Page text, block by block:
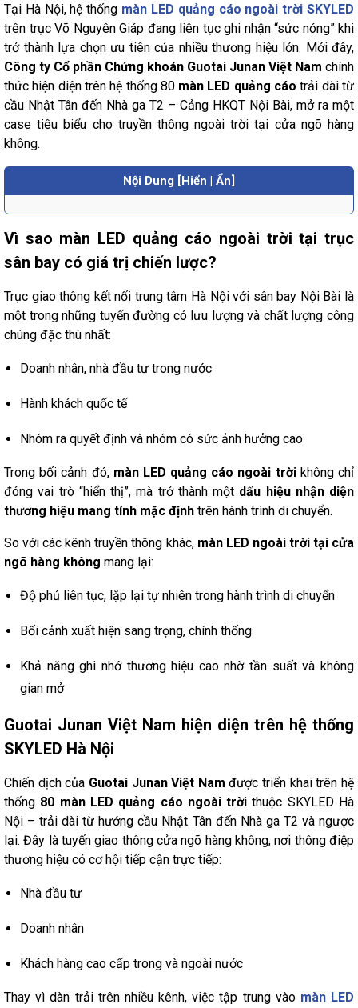
Tại Hà Nội, hệ thống màn LED quảng cáo ngoài trời SKYLED
trên trục Võ Nguyên Giáp đang liên tục ghi nhận “sức nóng” khi
trở thành lựa chọn ưu tiên của nhiều thương hiệu lớn. Mới đây,
Công ty Cổ phần Chứng khoán Guotai Junan Việt Nam chính
thức hiện diện trên hệ thống 80 màn LED quảng cáo trải dài từ
cầu Nhật Tân đến Nhà ga T2 – Cảng HKQT Nội Bài, mở ra một
case tiêu biểu cho truyền thông ngoài trời tại cửa ngõ hàng
không.
Nội Dung [Hiển | Ẩn]
Vì sao màn LED quảng cáo ngoài trời tại trục
sân bay có giá trị chiến lược?
Trục giao thông kết nối trung tâm Hà Nội với sân bay Nội Bài là
một trong những tuyến đường có lưu lượng và chất lượng công
chúng đặc thù nhất:
Doanh nhân, nhà đầu tư trong nước
Hành khách quốc tế
Nhóm ra quyết định và nhóm có sức ảnh hưởng cao
Trong bối cảnh đó, màn LED quảng cáo ngoài trờikhông chỉ
đóng vai trò “hiển thị”, mà trở thành một dấu hiệu nhận diện
thương hiệu mang tính mặc định trên hành trình di chuyển.
So với các kênh truyền thông khác, màn LED ngoài trời tại cửa
ngõ hàng không mang lại:
Độ phủ liên tục, lặp lại tự nhiên trong hành trình di chuyển
Bối cảnh xuất hiện sang trọng, chính thống
Khả năng ghi nhớ thương hiệu cao nhờ tần suất và không
gian mở
Guotai Junan Việt Nam hiện diện trên hệ thống
SKYLED Hà Nội
Chiến dịch của Guotai Junan Việt Nam được triển khai trên hệ
thống 80 màn LED quảng cáo ngoài trời thuộc SKYLED Hà
Nội – trải dài từ hướng cầu Nhật Tân đến Nhà ga T2 và ngược
lại. Đây là tuyến giao thông cửa ngõ hàng không, nơi thông điệp
thương hiệu có cơ hội tiếp cận trực tiếp:
Nhà đầu tư
Doanh nhân
Khách hàng cao cấp trong và ngoài nước
Thay vì dàn trải trên nhiều kênh, việc tập trung vào màn LED